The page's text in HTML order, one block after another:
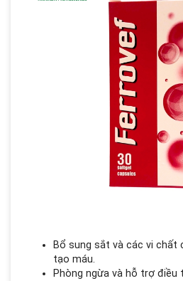
Bổ sung sắt và các vi chất
tạo máu.
Phòng ngừa và hỗ trợ điều